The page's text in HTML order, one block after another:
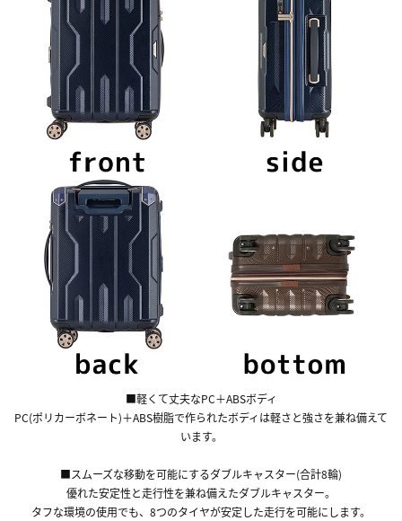
■軽くて丈夫なPC＋ABSボディ
PC(ポリカーボネート)＋ABS樹脂で作られたボディは軽さと強さを兼ね備えて
います。
■スムーズな移動を可能にするダブルキャスター(合計8輪)
優れた安定性と走行性を兼ね備えたダブルキャスター。
タフな環境の使用でも、8つのタイヤが安定した走行を可能にします。